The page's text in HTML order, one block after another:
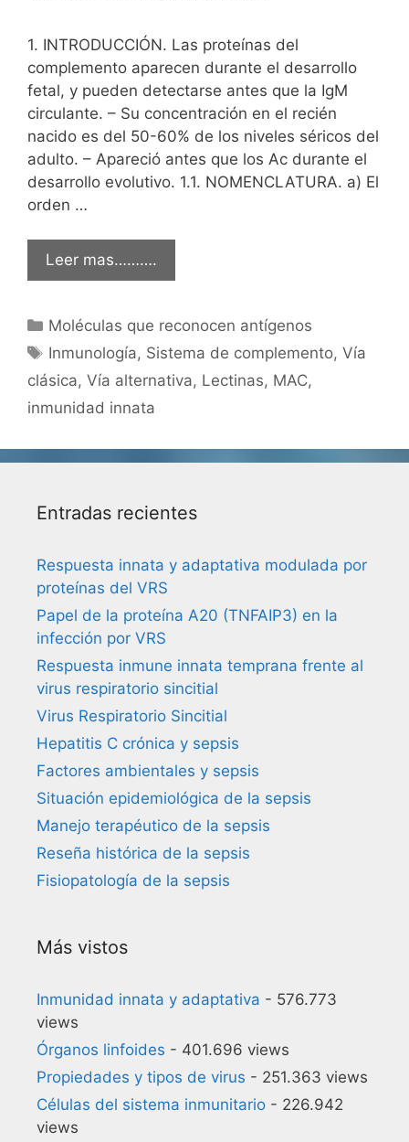
1. INTRODUCCIÓN. Las proteínas del
complemento aparecen durante el desarrollo
fetal, y pueden detectarse antes que la IgM
circulante. – Su concentración en el recién
nacido es del 50-60% de los niveles séricos del
adulto. – Apareció antes que los Ac durante el
desarrollo evolutivo. 1.1. NOMENCLATURA. a) El
orden …
Leer mas……….
Categorías
Moléculas que reconocen antígenos
Etiquetas
Inmunología, Sistema de complemento,Vía
clásica, Vía alternativa, Lectinas, MAC,
inmunidad innata
Entradas recientes
Respuesta innata y adaptativa modulada por
proteínas del VRS
Papel de la proteína A20 (TNFAIP3) en la
infección por VRS
Respuesta inmune innata temprana frente al
virus respiratorio sincitial
Virus Respiratorio Sincitial
Hepatitis C crónica y sepsis
Factores ambientales y sepsis
Situación epidemiológica de la sepsis
Manejo terapéutico de la sepsis
Reseña histórica de la sepsis
Fisiopatología de la sepsis
Más vistos
Inmunidad innata y adaptativa - 576.773
views
Órganos linfoides - 401.696 views
Propiedades y tipos de virus - 251.363 views
Células del sistema inmunitario - 226.942
views